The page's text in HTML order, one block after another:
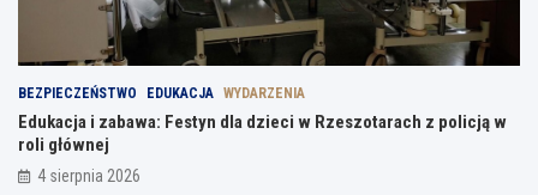
BEZPIECZEŃSTWO EDUKACJA WYDARZENIA
Edukacja i zabawa: Festyn dla dzieci w Rzeszotarach z policją w
roli głównej
4 sierpnia 2026